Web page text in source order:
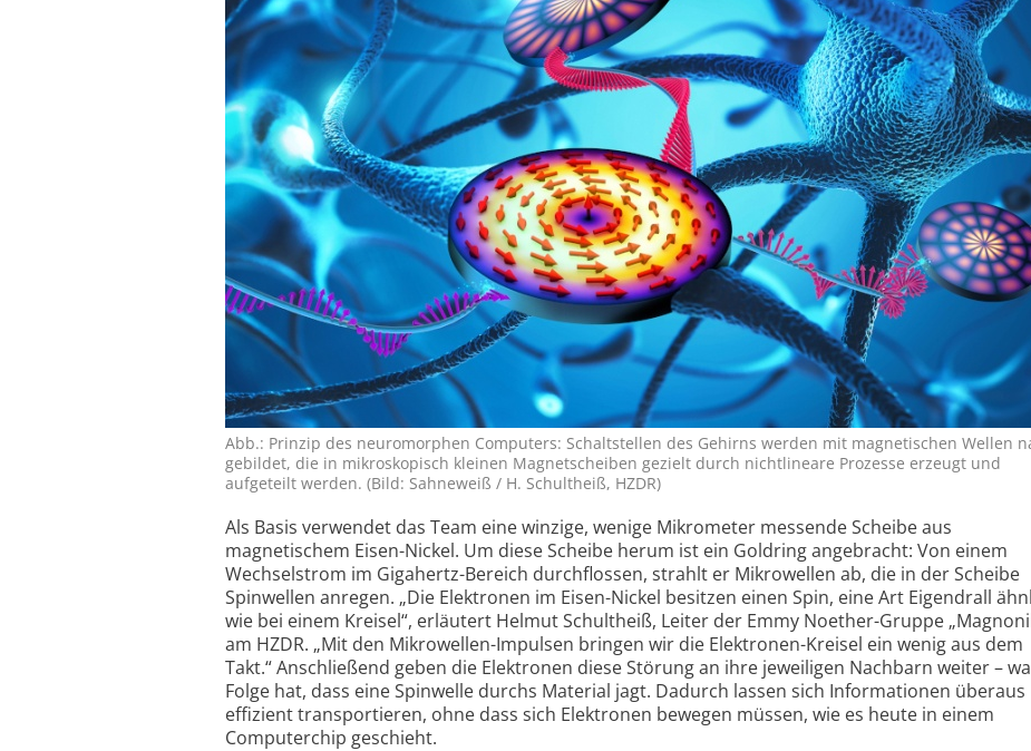
Abb.: Prinzip des neuro­morphen Computers: Schalt­stellen des Gehirns werden mit magne­tischen Wellen
gebildet, die in mikro­skopisch kleinen Magnet­scheiben gezielt durch nichtlineare Prozesse erzeugt und
aufgeteilt werden. (Bild: Sahneweiß / H. Schultheiß, HZDR)
Als Basis verwendet das Team eine winzige, wenige Mikrometer messende Scheibe aus
magnetischem Eisen-Nickel. Um diese Scheibe herum ist ein Goldring angebracht: Von einem
Wechsel­strom im Gigahertz-Bereich durchflossen, strahlt er Mikrowellen ab, die in der Scheibe
Spinwellen anregen. „Die Elektronen im Eisen-Nickel besitzen einen Spin, eine Art Eigendrall
wie bei einem Kreisel“, erläutert Helmut Schultheiß, Leiter der Emmy Noether-Gruppe
am HZDR. „Mit den Mikrowellen-Impulsen bringen wir die Elek­tronen-Kreisel ein wenig aus dem
Takt.“ Anschließend geben die Elektronen diese Störung an ihre jeweiligen Nachbarn weiter –
Folge hat, dass eine Spinwelle durchs Material jagt. Dadurch lassen sich Infor­mationen überaus
effizient transportieren, ohne dass sich Elektronen bewegen müssen, wie es heute in einem
Computerchip geschieht.